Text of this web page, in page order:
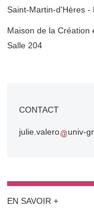
Saint-Martin-d'Hères -
Complément lieu
Maison de la Création
Salle 204
CONTACT
julie.valero univ-
EN SAVOIR +